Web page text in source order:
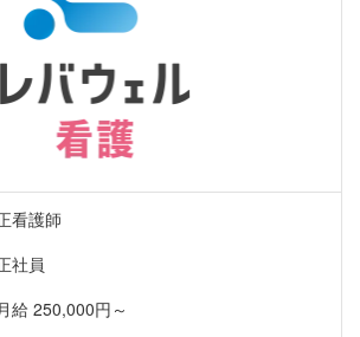
看護師
社員
月給 250,000円～